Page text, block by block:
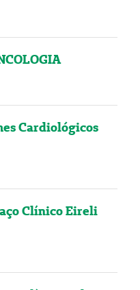
Cardiológicos
Clínico Eireli